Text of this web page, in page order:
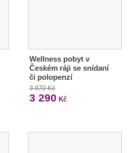
Wellness pobyt v
Českém ráji se snídaní
či polopenzí
3 870 Kč
3 290 Kč